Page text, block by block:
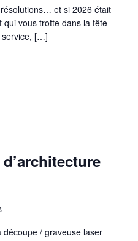
et si 2026 était
qui vous trotte dans la tête
service, […]
/ graveuse laser